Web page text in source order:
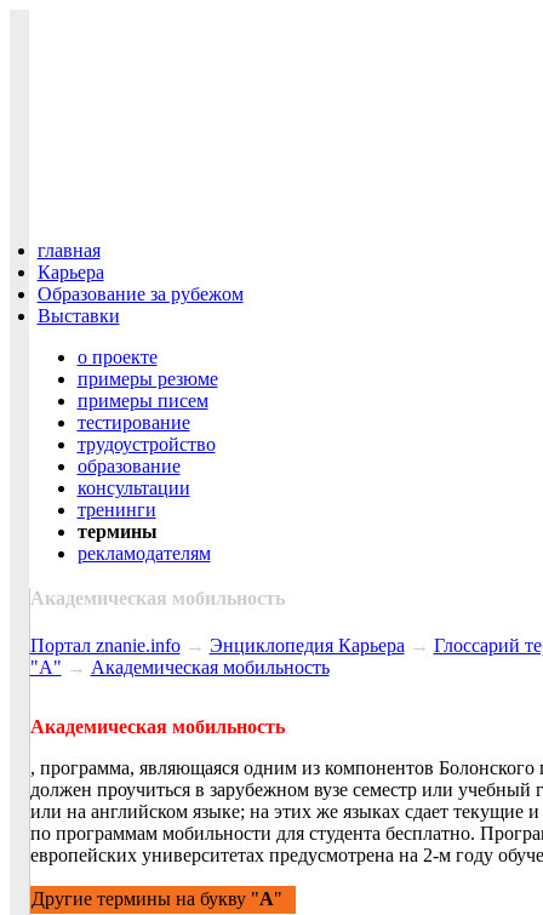
главная
Карьера
Образование за рубежом
Выставки
о проекте
примеры резюме
примеры писем
тестирование
трудоустройство
образование
консультации
тренинги
термины
рекламодателям
Академическая мобильность
Портал znanie.info→ Энциклопедия Карьера → Глосcарий
"А" → Академическая мобильность
Академическая мобильность
, программа, являющаяся одним из компонентов Болонского
должен проучиться в зарубежном вузе семестр или
или на английском языке; на этих же языках сдает текущие
по программам мобильности для студента бесплатно.
европейских университетах предусмотрена на 2-м году
Другие термины на букву "А"